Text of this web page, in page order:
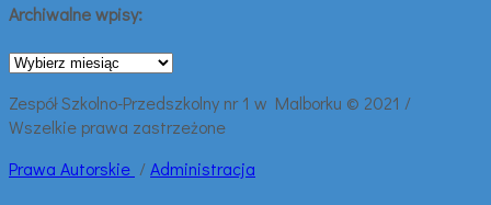
Archiwalne wpisy:
Archiwalne
Zespół Szkolno-Przedszkolny nr 1 w Malborku © 2021 /
Wszelkie prawa zastrzeżone
Prawa Autorskie /Administracja